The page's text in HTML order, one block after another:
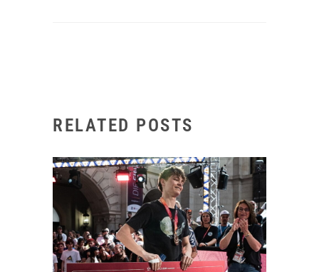
RELATED POSTS